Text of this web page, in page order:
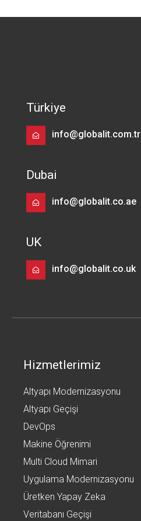
Türkiye
info@globalit.com.tr
Dubai
info@globalit.co.ae
UK
info@globalit.co.uk
Hizmetlerimiz
Altyapı Modernizasyonu
Altyapı Geçişi
DevOps
Makine Öğrenimi
Multi Cloud Mimari
Uygulama Modernizasyonu
Üretken Yapay Zeka
Veritabanı Geçişi